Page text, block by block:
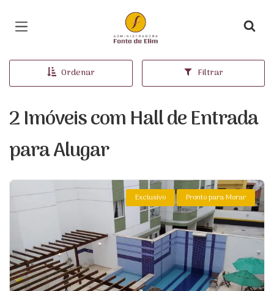
Página inicial
Ordenar Filtrar
2 Imóveis com Hall de Entrada
para Alugar
Exclusivo Pronto para Morar